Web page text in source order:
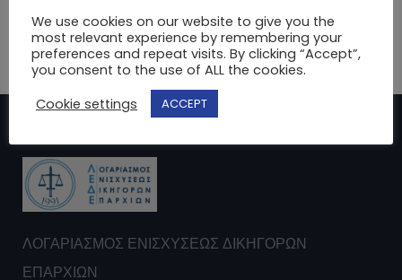
ΛΟΓΑΡΙΑΣΜΟΣ ΕΝΙΣΧΥΣΕΩΣ ΔΙΚΗΓΟΡΩΝ
ΕΠΑΡΧΙΩΝ
We use cookies on our website to give you the
most relevant experience by remembering your
preferences and repeat visits. By clicking “Accept”,
you consent to the use of ALL the cookies.
Cookie settings
ACCEPT